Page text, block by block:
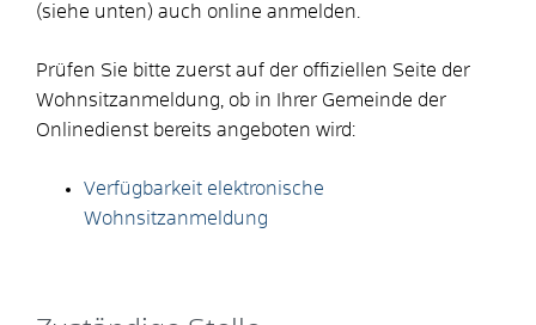
(siehe unten) auch online anmelden.
Prüfen Sie bitte zuerst auf der offiziellen Seite der
Wohnsitzanmeldung, ob in Ihrer Gemeinde der
Onlinedienst bereits angeboten wird:
Verfügbarkeit elektronische
Wohnsitzanmeldung